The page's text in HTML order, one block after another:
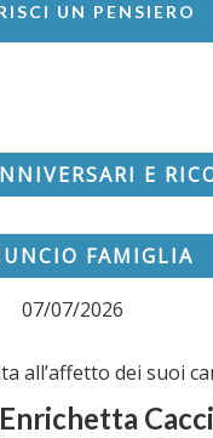
UN PENSIERO
E
FAMIGLIA
07/07/2026
all’affetto dei suoi